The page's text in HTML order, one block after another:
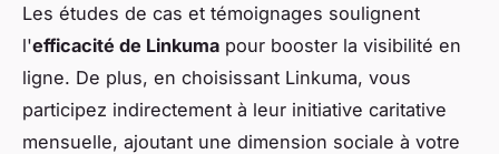
Les études de cas et témoignages soulignent
l'efficacité de Linkuma pour booster la visibilité en
ligne. De plus, en choisissant Linkuma, vous
participez indirectement à leur initiative caritative
mensuelle, ajoutant une dimension sociale à votre